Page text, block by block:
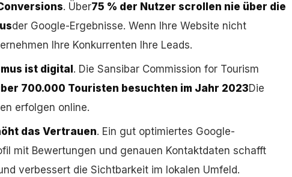
. Über75 % der Nutzer scrollen nie über die
der Google-Ergebnisse. Wenn Ihre Website nicht
Ihre Konkurrenten Ihre Leads.
ist digital . Die Sansibar Commission for Tourism
700.000 Touristen besuchten im Jahr 2023Die
erfolgen online.
das Vertrauen. Ein gut optimiertes Google-
mit Bewertungen und genauen Kontaktdaten schafft
verbessert die Sichtbarkeit im lokalen Umfeld.